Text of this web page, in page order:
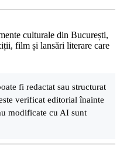
culturale din București,
film și lansări literare care
fi redactat sau structurat
verificat editorial înainte
modificate cu AI sunt